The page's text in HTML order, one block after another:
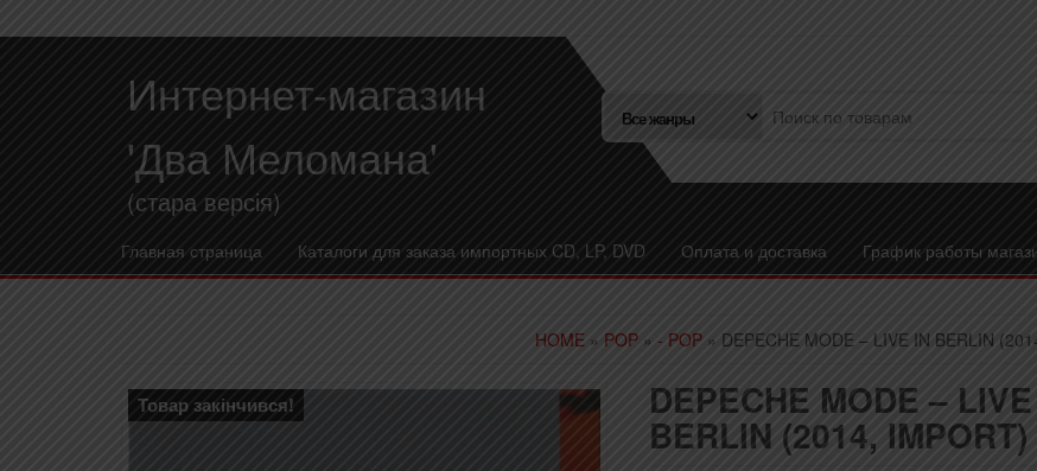
Интернет-магазин
'Два Меломана'
(стара версія)
Главная страница Каталоги для заказа импортных CD, LP, DVD Оплата и доставка График работы
HOME » POP » - POP » DEPECHE MODE – LIVE IN BERLIN
Товар закінчився! DEPECHE MODE –
BERLIN (2014, IMPORT)